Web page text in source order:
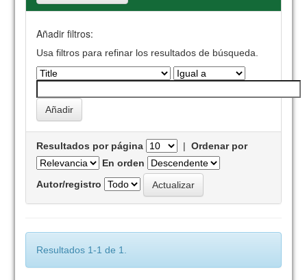
Añadir filtros:
Usa filtros para refinar los resultados de búsqueda.
Resultados por página |Ordenar por
En orden
Autor/registro
Resultados 1-1 de 1.